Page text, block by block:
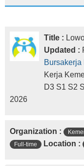
Title :
Updated :
Kerja
D3 S1 S2
2026
Organization :
Full-time Location :